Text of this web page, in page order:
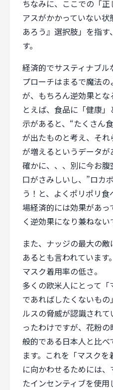
ちなみに、ここでの「
アスがかかっていない
あろう』選択肢」を指
す。
経済的でサスティナブ
プローチはまるで魔法
が、もちろん逆効果と
とえば、食品に「健康
示があると、“たくさん
が出たものと考え、そ
が増えるというデータが
確かに、、、別に今お
口がさみしいし、”ロカ
う！と、よくポリポリ
場経済的には効果があ
く逆効果になり兼ねない
また、ナッジの最大の
あるとも言われていま
マスク着用率の低さ。
多くの欧米人にとって
であればしたくないも
ルスの脅威が認識され
ったわけですが、花粉
般的である日本人と比
ます。これを「マスク
に向かわせるためには
たインセンティブを使